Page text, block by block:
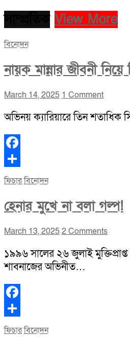
View More
বিনোদন
নায়ক মান্নার জীবনী
March 14, 2025 1 Comment
অভিনয় ক্যারিয়ারে তিন শতাধিক
Facebook
Share
ফিচারবিনোদন
হেনার মুখে না বলা গল্প!
March 13, 20252 Comments
১৯৯৬ সালের ২৬ জুলাই মুক্তিপ্রাপ্ত
শাবনাজের অভিনীত…
Facebook
Share
ফিচারবিনোদন